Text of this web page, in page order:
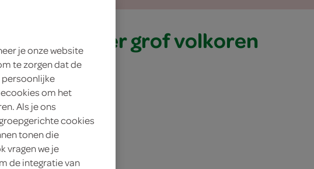
zonnepolder grof volkoren
je onze website
te zorgen dat de
persoonlijke
om het
Als je ons
cookies
tonen die
vragen we je
de integratie van